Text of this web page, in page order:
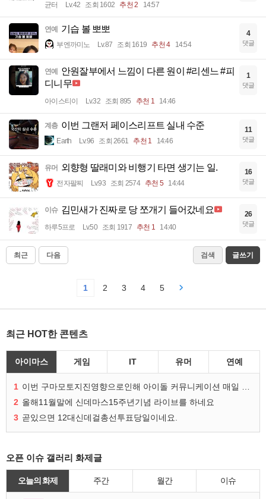
균터 Lv.42 조회 1602 추천 2 14:57
연예 기습 볼 뽀뽀
부엔까미노 Lv.87 조회 1619 추천 4 14:54
4
댓글
연예
안원잘부에서 느낌이 다른 원이 #리센느 #피
디니무
아이스티이 Lv.32 조회 895 추천 1 14:46
1
댓글
계층 이번 그랜저 페이스리프트 실내 수준
Earth Lv.96 조회 2661 추천 1 14:46
11
댓글
유머 외향형 딸래미와 비행기 타면 생기는 일.
전자팔찌 Lv.93 조회 2574 추천 5 14:44
16
댓글
이슈 김민새가 진짜로 당 쪼개기 들어갔네요
하루5프로 Lv.50 조회 1917 추천 1 14:40
26
댓글
최근 다음 검색 글쓰기
1 2 3 4 5
최근 HOT한 콘텐츠
아이마스 게임 IT 유머 연예
1
2 올해11월말에 신데마스15주년기념 라이브를 하네요
3 곧있으면 12대신데걸총선투표당일이네요.
오픈 이슈 갤러리 화제글
오늘의 화제 주간 월간 이슈